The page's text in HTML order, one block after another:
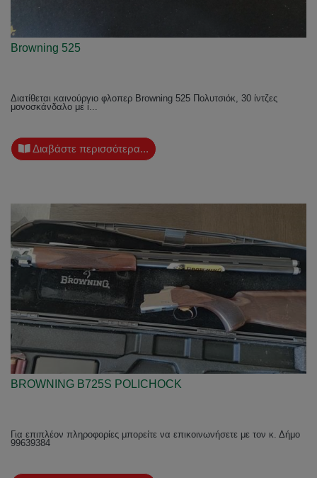
Browning 525
Διατίθεται καινούργιο φλοπερ Browning 525 Πολυτσιόκ, 30 ίντζες
μονοσκάνδαλο με i...
Διαβάστε περισσότερα...
BROWNING B725S POLICHOCK
Για επιπλέον πληροφορίες μπορείτε να επικοινωνήσετε με τον κ. Δήμο
99639384